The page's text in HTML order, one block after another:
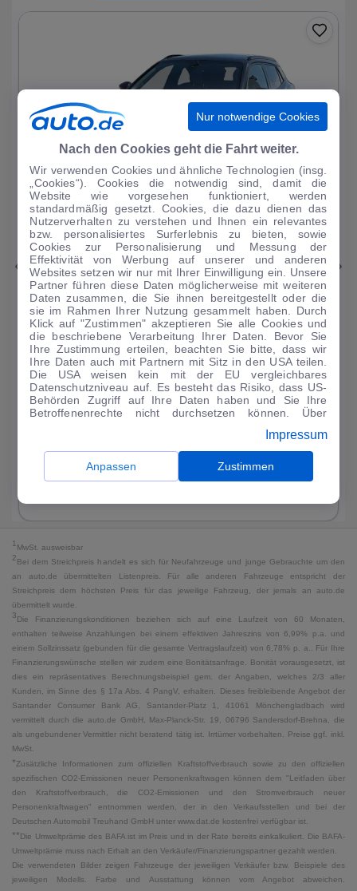
17
Peugeot 2008
e-2008 GT Pack
54.217 km·04/2022· Elektro Automatik
Finanzierung Kaufen
188€/mtl.
Guter Preis4
Angebot anfragen Rate anpassen
1 MwSt. ausweisbar
2Bei dem Streichpreis handelt es sich für Neufahrzeuge und junge Gebrauchte um den
an auto.de übermittelten Listenpreis. Für alle anderen Fahrzeuge entspricht der
Streichpreis dem höchsten Preis für das jeweilige Fahrzeug, der jemals an auto.de
übermittelt wurde.
3Die Finanzierungskonditionen beziehen sich auf eine Laufzeit von 60 Monaten,
enthalten teilweise Anzahlungen bei einem effektiven Jahreszins von 6,99% p.a. und
einem Sollzinssatz (gebunden für die gesamte Vertragslaufzeit) von 6,78% p. a.. Für Ihre
Finanzierungswünsche stellen wir zudem eine Bonitätsanfrage. Bonität vorausgesetzt, ist
dies ein repräsentatives Berechnungsbeispiel gem. der Angaben, welches 2/3 aller
Kunden, im Sinne des § 17a Abs. 4 PangV, erhalten. Dieses freibleibende Angebot der
Santander Consumer Bank AG, Santander-Platz 1, 41061 Mönchengladbach wird
vermittelt durch die auto.de GmbH, Max-Planck-Str. 19, 06796 Sandersdorf-Brehna, die
als ungebundener Vermittler nicht beratend tätig ist. Irrtümer vorbehalten. Preise ggf. inkl.
MwSt.
*Zusätzliche Informationen zum offiziellen Kraftstoffverbrauch sowie zu den offiziellen
spezifischen CO2-Emissionen neuer Personenkraftwagen können dem "Leitfaden über
den Kraftstoffverbrauch, die CO2-Emissionen und den Stromverbrauch neuer
Personenkraftwagen" entnommen werden, der in den Verkaufsstellen und bei der
Deutschen Automobil Treuhand GmbH unter www.dat.de kostenfrei verfügbar ist.
**Die Umweltprämie des BAFA ist im Preis und in der Rate bereits einkalkuliert. Die BAFA-
Umweltprämie muss nach Erhalt an den Verkäufer/Finanzierungspartner gezahlt werden.
Die verwendeten Bilder zeigen Fahrzeuge der jeweiligen Verkäufer bzw. Beispiele des
jeweiligen Modells. Farbe und Ausstattung können vom Angebot abweichen.
Nur notwendige Cookies
Nach den Cookies geht die Fahrt weiter.
Wir verwenden Cookies und ähnliche Technologien (insg.
„Cookies“). Cookies die notwendig sind, damit die
Website wie vorgesehen funktioniert, werden
standardmäßig gesetzt. Cookies, die dazu dienen das
Nutzerverhalten zu verstehen und Ihnen ein relevantes
bzw. personalisiertes Surferlebnis zu bieten, sowie
Cookies zur Personalisierung und Messung der
Effektivität von Werbung auf unserer und anderen
Websites setzen wir nur mit Ihrer Einwilligung ein. Unsere
Partner führen diese Daten möglicherweise mit weiteren
Daten zusammen, die Sie ihnen bereitgestellt oder die
sie im Rahmen Ihrer Nutzung gesammelt haben. Durch
Klick auf "Zustimmen" akzeptieren Sie alle Cookies und
die beschriebene Verarbeitung Ihrer Daten. Bevor Sie
Ihre Zustimmung erteilen, beachten Sie bitte, dass wir
Ihre Daten auch mit Partnern mit Sitz in den USA teilen.
Die USA weisen kein mit der EU vergleichbares
Datenschutzniveau auf. Es besteht das Risiko, dass US-
Behörden Zugriff auf Ihre Daten haben und Sie Ihre
Betroffenenrechte nicht durchsetzen können. Über
anpassen. Dies ist auch später jederzeit im Bereich
Cookie-Richtliniemöglich. Weitere Informationen finden
Sie in unsererDatenschutzerklärung .
Impressum
Anpassen Zustimmen